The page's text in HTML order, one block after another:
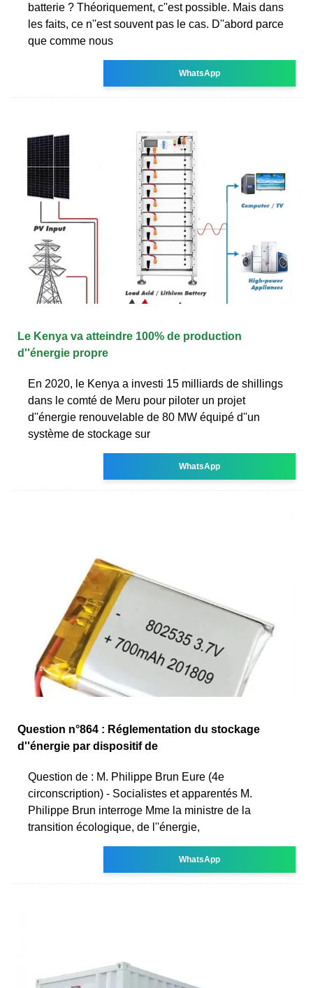
batterie ? Théoriquement, c''est possible. Mais dans
les faits, ce n''est souvent pas le cas. D''abord parce
que comme nous
WhatsApp
Le Kenya va atteindre 100% de production
d''énergie propre
En 2020, le Kenya a investi 15 milliards de shillings
dans le comté de Meru pour piloter un projet
d''énergie renouvelable de 80 MW équipé d''un
système de stockage sur
WhatsApp
Question n°864 : Réglementation du stockage
d''énergie par dispositif de
Question de : M. Philippe Brun Eure (4e
circonscription) - Socialistes et apparentés M.
Philippe Brun interroge Mme la ministre de la
transition écologique, de l''énergie,
WhatsApp